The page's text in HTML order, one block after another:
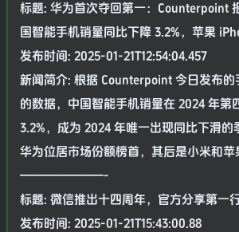
标题: 华为首次夺回第一：Counterpoint
国智能手机销量同比下降 3.2%，苹果
发布时间: 2025-01-21T12:54:04.457
新闻简介: 根据 Counterpoint 今日发布的
的数据，中国智能手机销量在 2024 年第
3.2%，成为 2024 年唯一出现同比下滑的
华为位居市场份额榜首，其后是小米和苹
———————-
标题: 微信推出十四周年，官方分享第一
发布时间: 2025-01-21T15:43:00.88